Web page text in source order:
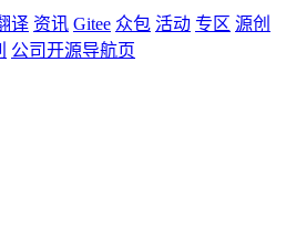
译 资讯 Gitee 众包 活动 专区 源创
公司开源导航页